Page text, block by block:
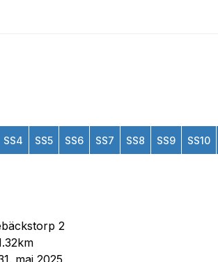
SS4 SS5 SS6 SS7 SS8 SS9 SS10
2
mai 2025